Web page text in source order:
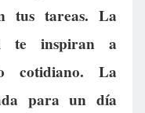
tus tareas. La
te inspiran a
cotidiano. La
para un día